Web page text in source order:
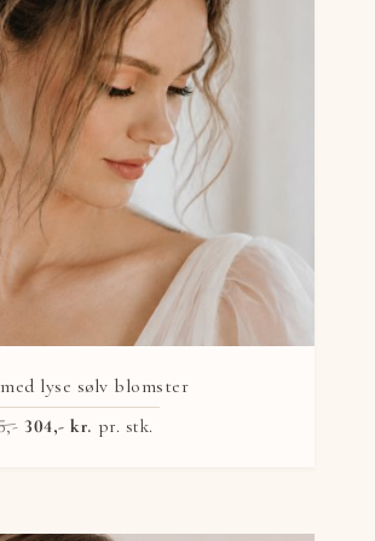
lyse sølv blomster
304,- kr. pr. stk.